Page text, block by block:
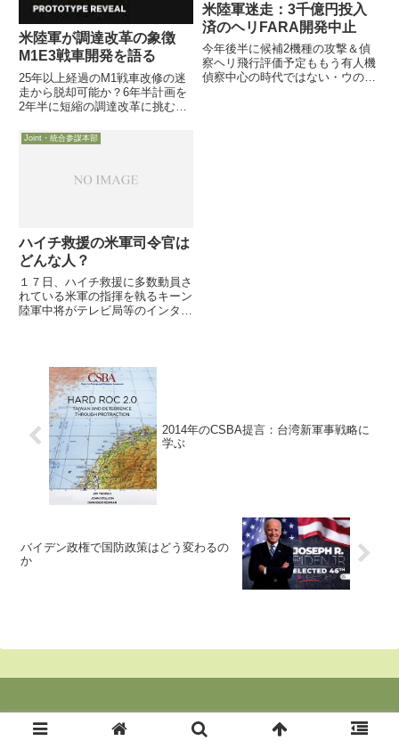
米陸軍が調達改革の象徴
M1E3戦車開発を語る
25年以上経過のM1戦車改修の迷
走から脱却可能か？6年半計画を
2年半に短縮の調達改革に挑む
部隊展開を期し自動車ショーで初
トで講演し、迷...
米陸軍迷走：3千億円投入
済のヘリFARA開発中止
今年後半に候補2機種の攻撃＆偵
察ヘリ飛行評価予定ももう有人機
偵察中心の時代ではない・ウの教
Joint・統合参謀本部
ハイチ救援の米軍司令官は
どんな人？
１７日、ハイチ救援に多数動員さ
れている米軍の指揮を執るキーン
陸軍中将がテレビ局等のインタビ
は救援活動を手伝わないと・・罰
が当たりますよ・・・。インタ
2014年のCSBA提言：台湾新軍事戦略に
学ぶ
バイデン政権で国防政策はどう変わるの
か
© 2020 東京の郊外より２.